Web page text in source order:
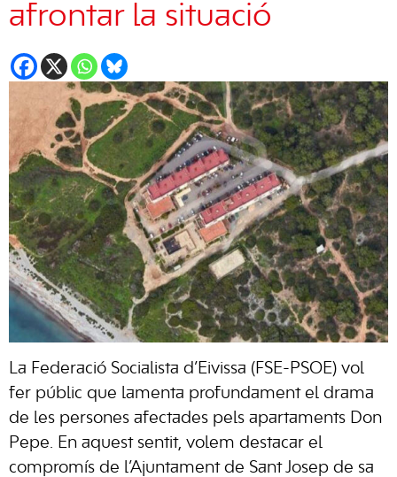
afrontar la situació
La Federació Socialista d’Eivissa (FSE-PSOE) vol
fer públic que lamenta profundament el drama
de les persones afectades pels apartaments Don
Pepe. En aquest sentit, volem destacar el
compromís de l’Ajuntament de Sant Josep de sa